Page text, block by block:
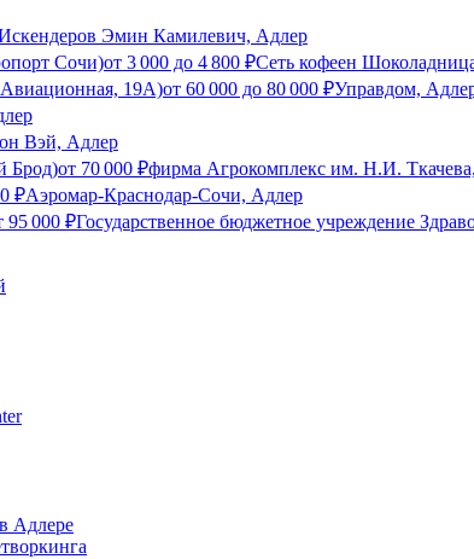
Эмин Камилевич, Адлер
Сочи)от 3 000 до 4 800 ₽Сеть кофеен
Авиационная, 19А)от 60 000 до 80 000 ₽Управдом,
Вэй, Адлер
Брод)от 70 000 ₽фирма Агрокомплекс им. Н.И.
₽Аэромар-Краснодар-Сочи, Адлер
95 000 ₽Государственное бюджетное учреждение
Адлере